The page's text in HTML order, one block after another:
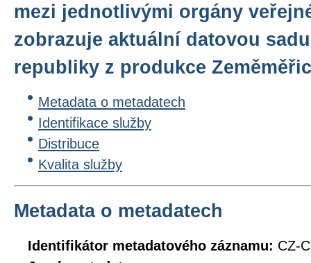
mezi jednotlivými orgány
zobrazuje aktuální datovou
republiky z produkce
Metadata o metadatech
Identifikace služby
Distribuce
Kvalita služby
Metadata o metadatech
Identifikátor metadatového záznamu: CZ-